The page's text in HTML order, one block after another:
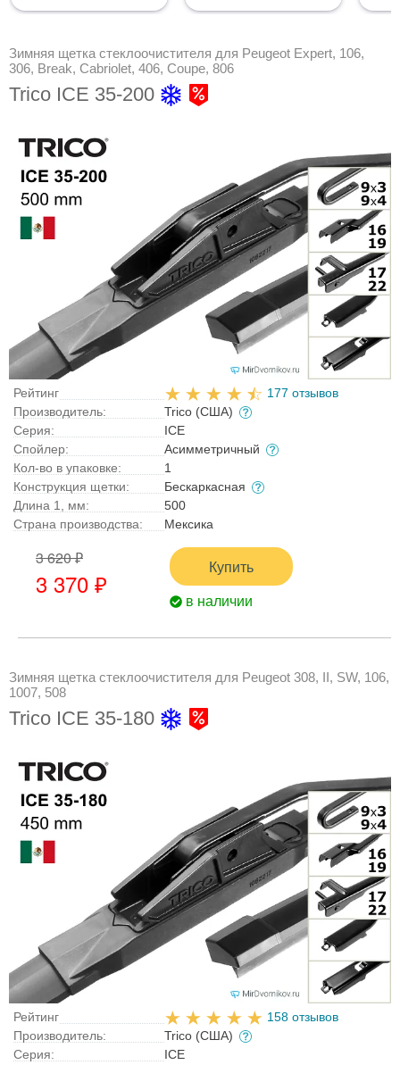
Зимняя щетка стеклоочистителя для Peugeot Expert, 106,
306, Break, Cabriolet, 406, Coupe, 806
Trico ICE 35-200
Рейтинг
177 отзывов
Производитель:
Trico (США)
Серия:
ICE
Спойлер:
Асимметричный
Кол-во в упаковке:
1
Конструкция щетки:
Бескаркасная
Длина 1, мм:
500
Страна производства:
Мексика
3 620 ₽
3 370 ₽
Купить
в наличии
Зимняя щетка стеклоочистителя для Peugeot 308, II, SW, 106,
1007, 508
Trico ICE 35-180
Рейтинг
158 отзывов
Производитель:
Trico (США)
Серия:
ICE